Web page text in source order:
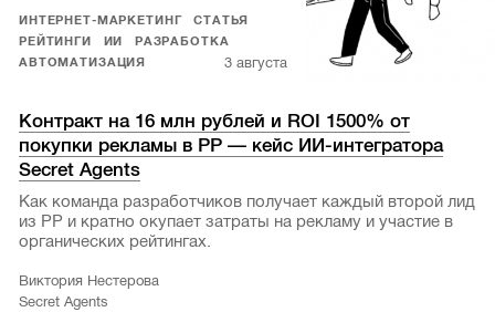
ИНТЕРНЕТ-МАРКЕТИНГ
СТАТЬЯ
РЕЙТИНГИ
ИИ
РАЗРАБОТКА
АВТОМАТИЗАЦИЯ
3 августа
Контракт на 16 млн рублей и ROI 1500% от
покупки рекламы в РР — кейс ИИ-интегратора
Secret Agents
Как команда разработчиков получает каждый второй лид
из РР и кратно окупает затраты на рекламу и участие в
органических рейтингах.
Виктория Нестерова
Secret Agents